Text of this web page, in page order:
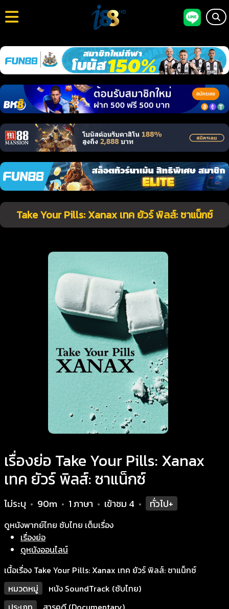
Take Your Pills: Xanax เทค ยัวร์ พิลส์: ซาแน็กซ์
เรื่องย่อ Take Your Pills: Xanax
เทค ยัวร์ พิลส์: ซาแน็กซ์
ไม่ระบุ • 90m • 1 ภาษา • เข้าชม 4 • ทั่วไป+
ดูหนังพากย์ไทย ซับไทย เต็มเรื่อง
เรื่องย่อ
ดูหนังออนไลน์
เนื้อเรื่อง Take Your Pills: Xanax เทค ยัวร์ พิลส์: ซาแน็กซ์
หมวดหมู่
หนัง SoundTrack (ซับไทย)